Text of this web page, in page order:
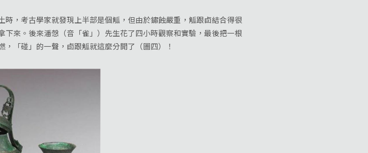
，考古學家就發現上半部是個觚，但由於鏽蝕嚴重，觚跟卣結合得很
來。後來潘愨（音「雀」）先生花了四小時觀察和實驗，最後把一根
「碰」的一聲，卣跟觚就這麼分開了（圖四）！